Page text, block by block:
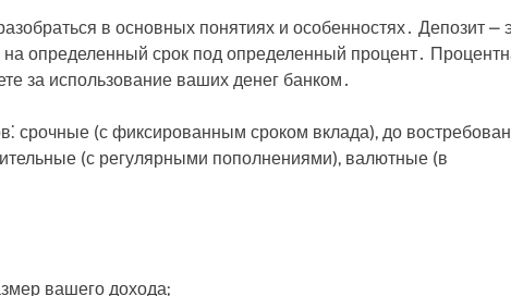
в основных понятиях и особенностях․ Депозит ⎼
определенный срок под определенный процент․
за использование ваших денег банком․
срочные (с фиксированным сроком вклада), до
(с регулярными пополнениями), валютные (в
вашего дохода;